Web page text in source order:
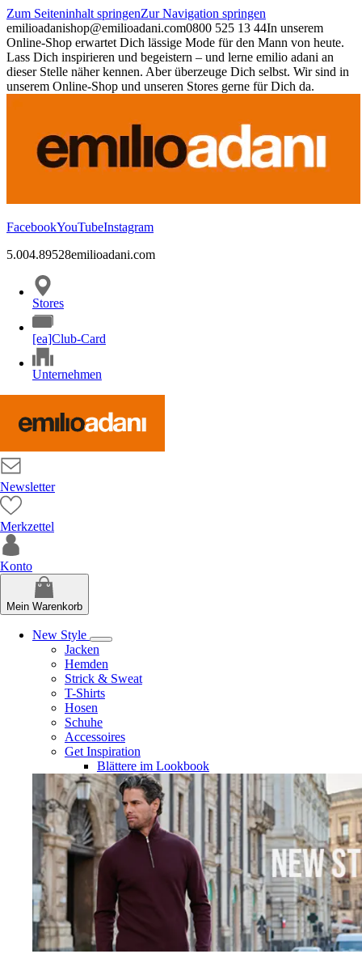
Zum Seiteninhalt springenZur Navigation springen
emilioadanishop@emilioadani.com0800 525 13 44In unserem
Online-Shop erwartet Dich lässige Mode für den Mann von heute.
Lass Dich inspirieren und begeistern – und lerne emilio adani an
dieser Stelle näher kennen. Aber überzeuge Dich selbst. Wir sind in
unserem Online-Shop und unseren Stores gerne für Dich da.
FacebookYouTubeInstagram
5.004.89528emilioadani.com
Stores
[ea]Club-Card
Unternehmen
Newsletter
Merkzettel
Konto
Mein Warenkorb
New Style
Jacken
Hemden
Strick & Sweat
T-Shirts
Hosen
Schuhe
Accessoires
Get Inspiration
Blättere im Lookbook